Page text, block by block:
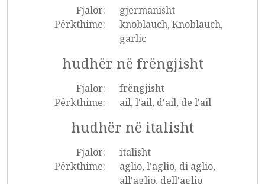
Fjalor:
gjermanisht
Përkthime:
knoblauch, Knoblauch,
garlic
hudhër në frëngjisht
Fjalor:
frëngjisht
Përkthime:
ail, l'ail, d'ail, de l'ail
hudhër në italisht
Fjalor:
italisht
Përkthime:
aglio, l'aglio, di aglio,
all'aglio, dell'aglio